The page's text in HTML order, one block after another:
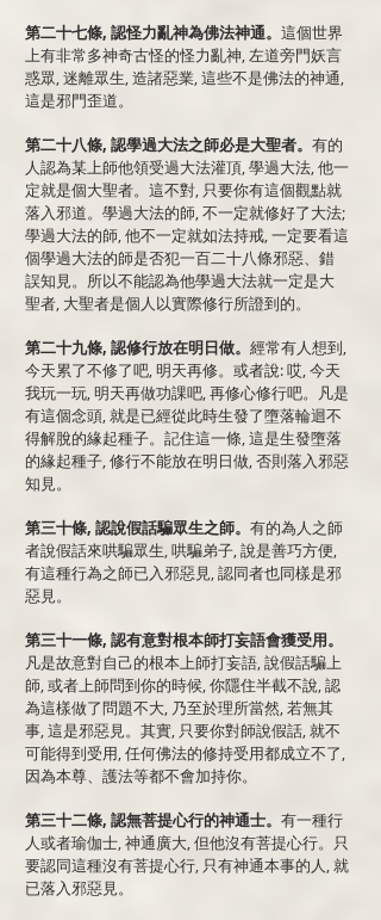
第二十七條, 認怪力亂神為佛法神通。 這個世界
上有非常多神奇古怪的怪力亂神, 左道旁門妖言
惑眾, 迷離眾生, 造諸惡業, 這些不是佛法的神通,
這是邪門歪道。
第二十八條, 認學過大法之師必是大聖者。 有的
人認為某上師他領受過大法灌頂, 學過大法, 他一
定就是個大聖者。這不對, 只要你有這個觀點就
落入邪道。學過大法的師, 不一定就修好了大法;
學過大法的師, 他不一定就如法持戒, 一定要看這
個學過大法的師是否犯一百二十八條邪惡、錯
誤知見。所以不能認為他學過大法就一定是大
聖者, 大聖者是個人以實際修行所證到的。
第二十九條, 認修行放在明日做。 經常有人想到,
今天累了不修了吧, 明天再修。或者說: 哎, 今天
我玩一玩, 明天再做功課吧, 再修心修行吧。凡是
有這個念頭, 就是已經從此時生發了墮落輪迴不
得解脫的緣起種子。記住這一條, 這是生發墮落
的緣起種子, 修行不能放在明日做, 否則落入邪惡
知見。
第三十條, 認說假話騙眾生之師。 有的為人之師
者說假話來哄騙眾生, 哄騙弟子, 說是善巧方便,
有這種行為之師已入邪惡見, 認同者也同樣是邪
惡見。
第三十一條, 認有意對根本師打妄語會獲受用。
凡是故意對自己的根本上師打妄語, 說假話騙上
師, 或者上師問到你的時候, 你隱住半截不說, 認
為這樣做了問題不大, 乃至於理所當然, 若無其
事, 這是邪惡見。其實, 只要你對師說假話, 就不
可能得到受用, 任何佛法的修持受用都成立不了,
因為本尊、護法等都不會加持你。
第三十二條, 認無菩提心行的神通士。 有一種行
人或者瑜伽士, 神通廣大, 但他沒有菩提心行。只
要認同這種沒有菩提心行, 只有神通本事的人, 就
已落入邪惡見。